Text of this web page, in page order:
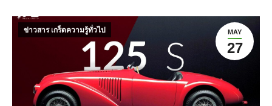
MAY
27
ข่าวสาร เกร็ดความรู้ทั่วไป